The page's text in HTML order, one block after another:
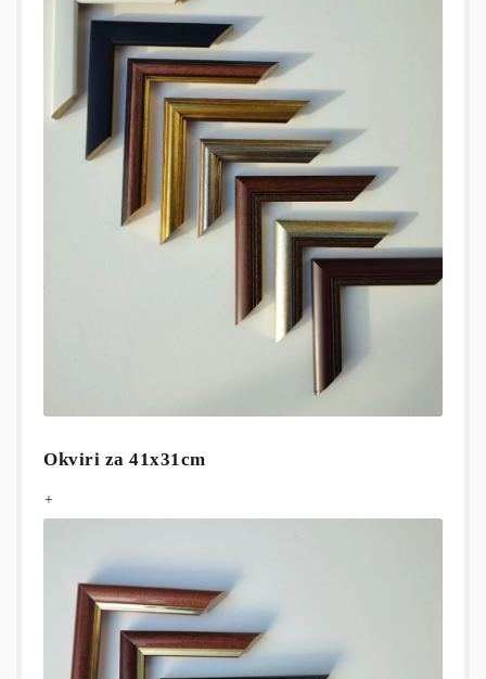
Okviri za 41x31cm
+